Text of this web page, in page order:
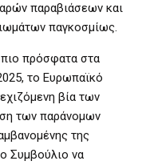
παραβιάσεων και
παγκοσμίως.
πιο πρόσφατα στα
το Ευρωπαϊκό
βία των
των παράνομων
της
Συμβούλιο να